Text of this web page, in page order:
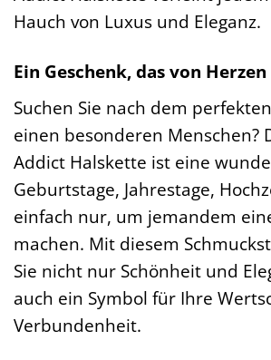
Hauch von Luxus und Eleganz.
Ein Geschenk, das von
Suchen Sie nach dem
einen besonderen Menschen?
Addict Halskette ist eine
Geburtstage, Jahrestage,
einfach nur, um jemandem
machen. Mit diesem
Sie nicht nur Schönheit und
auch ein Symbol für Ihre
Verbundenheit.